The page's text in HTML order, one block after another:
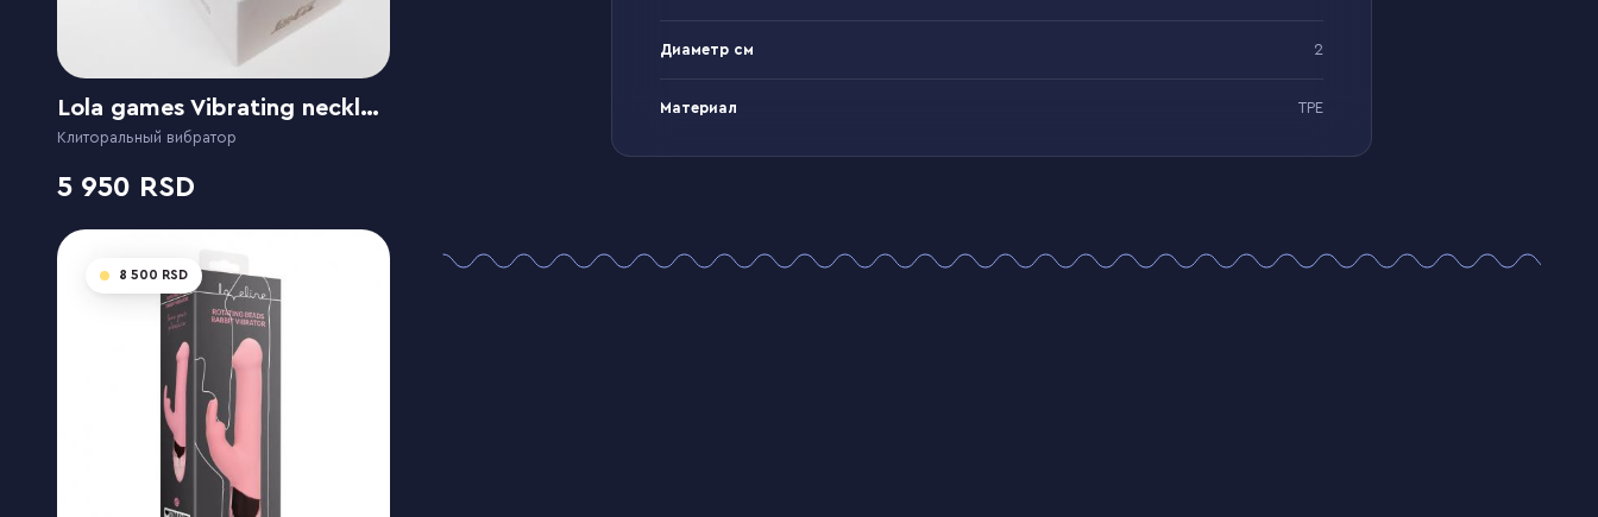
Lola games Vibrating necklace Liberty Leaf
Клиторальный вибратор
5 950
8 500
Диаметр см 2
Материал TPE